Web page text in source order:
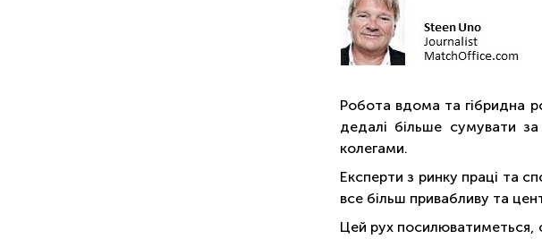
Робота вдома та гібридна
дедалі більше сумувати
колегами.
Експерти з ринку праці та
все більш привабливу та
Цей рух посилюватиметься,